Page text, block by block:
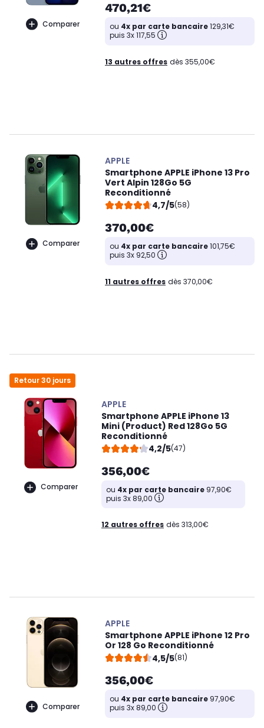
Comparer
470,21€
ou 4x par carte bancaire129,31€
puis 3x 117,55
13 autres offres dès 355,00€
Comparer
APPLE
Smartphone APPLE iPhone 13 Pro
Vert Alpin 128Go 5G
Reconditionné
4,7/5(58)
370,00€
ou 4x par carte bancaire101,75€
puis 3x 92,50
11 autres offres dès 370,00€
Retour 30 jours
Comparer
APPLE
Smartphone APPLE iPhone 13
Mini (Product) Red 128Go 5G
Reconditionné
4,2/5(47)
356,00€
ou 4x par carte bancaire 97,90€
puis 3x 89,00
12 autres offres dès 313,00€
Comparer
APPLE
Smartphone APPLE iPhone 12 Pro
Or 128 Go Reconditionné
4,5/5(81)
356,00€
ou 4x par carte bancaire 97,90€
puis 3x 89,00